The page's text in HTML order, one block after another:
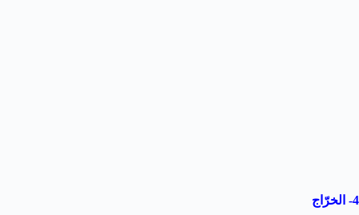
4- الخرّاج